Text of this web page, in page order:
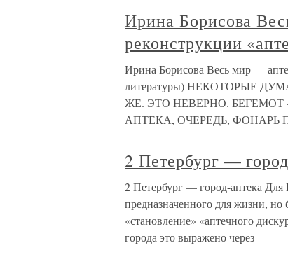
Ирина Борисова
реконструкции
Ирина Борисова Весь мир —
литературы) НЕКОТОРЫЕ
ЖЕ. ЭТО НЕВЕРНО. БЕГЕМОТ
АПТЕКА, ОЧЕРЕДЬ,
2 Петербург —
2 Петербург — город-аптека Для
предназначенного для жизни, но
«становление» «аптечного
города это выражено через